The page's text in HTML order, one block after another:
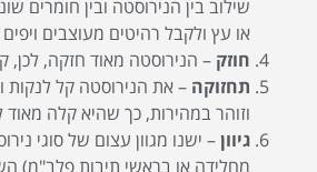
שילוב בין הנירוסטה ובין חומרים
או עץ ולקבל רהיטים מעוצבים
חוזק – הנירוסטה מאוד חזקה,
תחזוקה – את הנירוסטה קל לנקות
וזוהר במהירות, כך שהיא קלה מאוד
גיוון– ישנו מגוון עצום של סוגי
מחלידה או בראשי תיבות פלב"מ)